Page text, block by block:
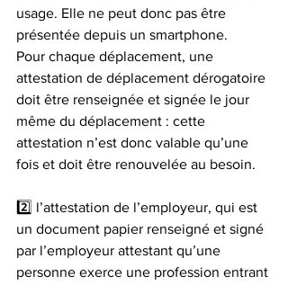
usage. Elle ne peut donc pas être
présentée depuis un smartphone.
Pour chaque déplacement, une
attestation de déplacement dérogatoire
doit être renseignée et signée le jour
même du déplacement : cette
attestation n’est donc valable qu’une
fois et doit être renouvelée au besoin.
2️⃣ l’attestation de l’employeur, qui est
un document papier renseigné et signé
par l’employeur attestant qu’une
personne exerce une profession entrant